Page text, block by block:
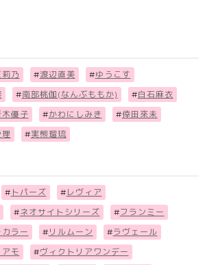
乃 #渡辺直美 #ゆうこす
#南部桃伽(なんぶももか) #白石麻衣
木優子 #かわにしみき #倖田來未
#実熊瑠琉
# トパーズ # レヴィア
#ネオサイトシリーズ #フランミー
ラー # リルムーン #ラヴェール
モ #ヴィクトリアワンデー